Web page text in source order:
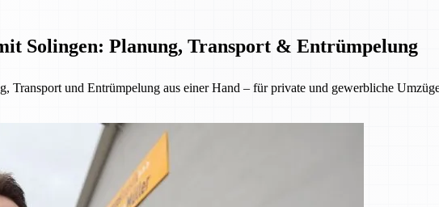
Solingen: Planung, Transport & Entrümpelung
Transport und Entrümpelung aus einer Hand – für private und gewerbliche